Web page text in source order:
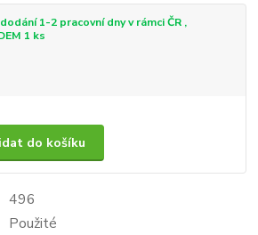
1-2 pracovní dny v rámci ČR ,
1 ks
do košíku
496
Použité